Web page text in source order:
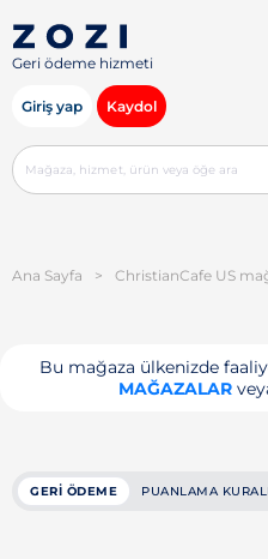
Geri ödeme hizmeti
Giriş yap Kaydol
Ana Sayfa > ChristianCafe US
Bu mağaza ülkenizde
MAĞAZALAR
GERI ÖDEME PUANLAMA